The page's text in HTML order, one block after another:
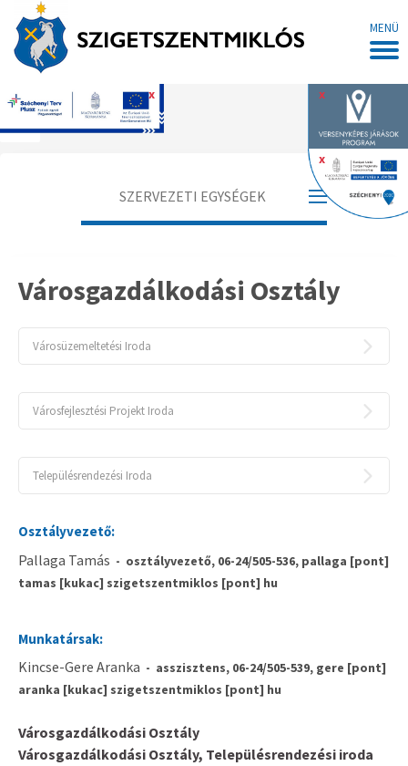
MENÜ
x
x
x
Főoldal
SZERVEZETI EGYSÉGEK
Aljegyző
Adóügyi Osztály
Pénzügyi Osztály
Szervezési Osztály
munkatársak
Városgazdálkodási Osztály
Városüzemeltetési Iroda
Városfejlesztési Projekt Iroda
Településrendezési Iroda
Osztályvezető:
Pallaga Tamás - osztályvezető, 06-24/505-536, pallaga [pont]
tamas [kukac] szigetszentmiklos [pont] hu
Munkatársak:
Kincse-Gere Aranka - asszisztens, 06-24/505-539, gere [pont]
aranka [kukac] szigetszentmiklos [pont] hu
Városgazdálkodási Osztály
Városgazdálkodási Osztály, Településrendezési iroda